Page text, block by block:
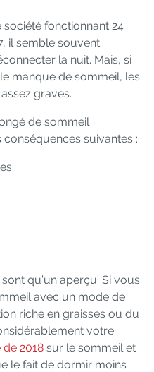
fonctionnant 24
il semble souvent
la nuit. Mais, si
manque de sommeil, les
graves.
de sommeil
suivantes :
qu’un aperçu. Si vous
avec un mode de
riche en graisses ou du
votre
2018 sur le sommeil et
le fait de dormir moins